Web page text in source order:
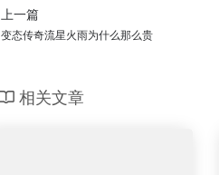
上一篇
变态传奇流星火雨为什么那么贵
相关文章